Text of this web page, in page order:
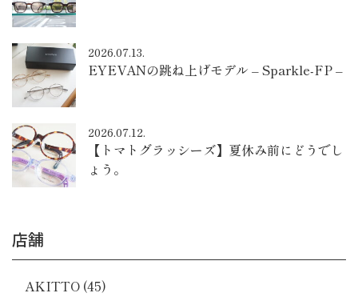
2026.07.13.
EYEVANの跳ね上げモデル – Sparkle-FP –
2026.07.12.
【トマトグラッシーズ】夏休み前にどうでし
ょう。
店舗
AKITTO (45)